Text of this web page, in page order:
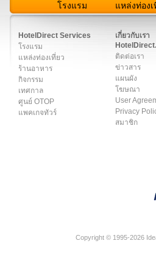
โรงแรม แหล่งท่องเ
HotelDirect Services
โรงแรม
แหล่งท่องเที่ยว
ร้านอาหาร
กิจกรรม
เทศกาล
ศูนย์ OTOP
แพคเกจทัวร์
เกี่ยวกับเรา
ติดต่อเรา
ข่าวสาร
แผนผัง
โฆษณา
User
Privacy
สมาชิก
Copyright © 1995-2026